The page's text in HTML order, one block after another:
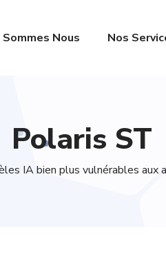
Sommes Nous Nos
Polaris ST
IA bien plus vulnérables aux